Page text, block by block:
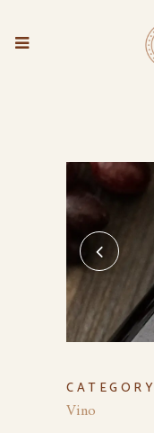
CATEGORY
Vino